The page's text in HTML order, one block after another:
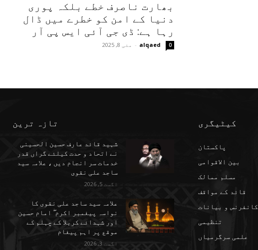
بھارت ناصرف خطے بلکہ پوری
دنیا کے امن کو خطرے میں ڈال
رہا ہے: ڈی جی آئی ایس پی آر
alqaed
- مئی 8, 2025 0
تازہ ترین
شہید قائد عارف حسین الحسینی
نے اتحاد و حدت کیلئے گراں قدر
خدمات سر انجام دیں ، علامہ سید
ساجد علی نقوی
اگست 5, 2026
علامہ سید ساجد علی نقوی کا
نواسہ پیغمبر اکرم ۖ امام حسین
اور شہدائے کربلا کے چہلم کے
موقع پر اہم پیغام
اگست 3, 2026
کیٹیگری
پاکستان
بین الاقوامی
مسلم ممالک
قائد کے مواقف
کانفرنس و بیانات
تنظیمی
علمی سرگرمیاں